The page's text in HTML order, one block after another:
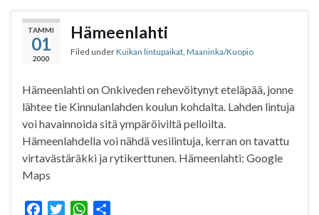
e
b
o
o
t
t
s
A
p
r
TAMMI
01
2000
Hämeenlahti
Filed underKuikan lintupaikat Maaninka/Kuopio
Hämeenlahti on Onkiveden rehevöitynyt eteläpää, jonne
lähtee tie Kinnulanlahden koulun kohdalta. Lahden lintuja
voi havainnoida sitä ympäröiviltä pelloilta.
Hämeenlahdella voi nähdä vesilintuja, kerran on tavattu
virtavästäräkki ja rytikerttunen. Hämeenlahti: Google
Maps
W